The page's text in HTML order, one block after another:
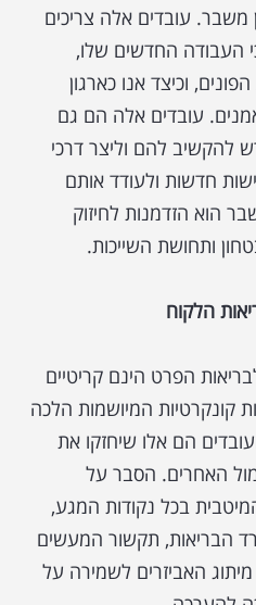
משבר. עובדים אלה צריכים
העבודה החדשים שלו,
וכיצד אנו כארגון
עובדים אלה הם גם
להקשיב להם וליצר דרכי
חדשות ולעודד אותם
הוא הזדמנות לחיזוק
ותחושת השייכות.
הלקוח
הפרט הינם קריטיים
קונקרטיות המיושמות הלכה
הם אלו שיחזקו את
האחרים. הסבר על
בכל נקודות המגע,
הבריאות, תקשור המעשים
האביזרים לשמירה על